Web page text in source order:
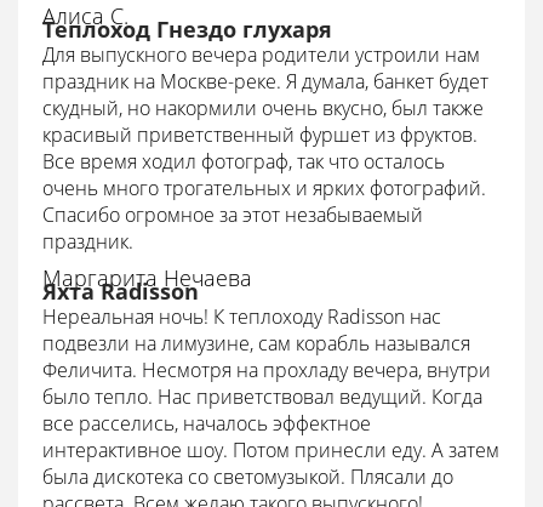
Алиса С.
Теплоход Гнездо глухаря
Для выпускного вечера родители устроили нам
праздник на Москве-реке. Я думала, банкет будет
скудный, но накормили очень вкусно, был также
красивый приветственный фуршет из фруктов.
Все время ходил фотограф, так что осталось
очень много трогательных и ярких фотографий.
Спасибо огромное за этот незабываемый
праздник.
Маргарита Нечаева
Яхта Radisson
Нереальная ночь! К теплоходу Radisson нас
подвезли на лимузине, сам корабль назывался
Феличита. Несмотря на прохладу вечера, внутри
было тепло. Нас приветствовал ведущий. Когда
все расселись, началось эффектное
интерактивное шоу. Потом принесли еду. А затем
была дискотека со светомузыкой. Плясали до